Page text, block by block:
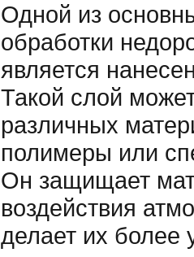
Одной из
обработки
является
Такой слой
различных
полимеры или
Он защищает
воздействия
делает их более